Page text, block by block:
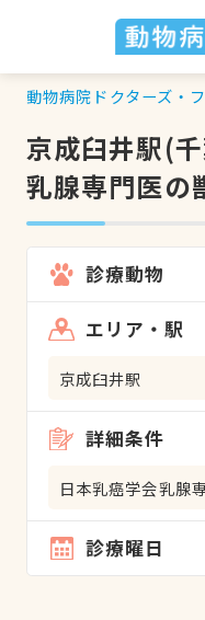
動物病院ドクターズ・
京成臼井駅(
乳腺専門医の
診療動物
エリア・駅
京成臼井駅
詳細条件
日本乳癌学会乳腺
診療曜日